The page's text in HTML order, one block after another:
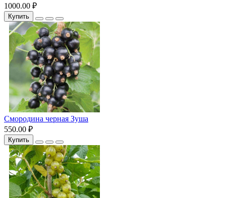
1000.00 ₽
Купить
Смородина черная Зуша
550.00 ₽
Купить